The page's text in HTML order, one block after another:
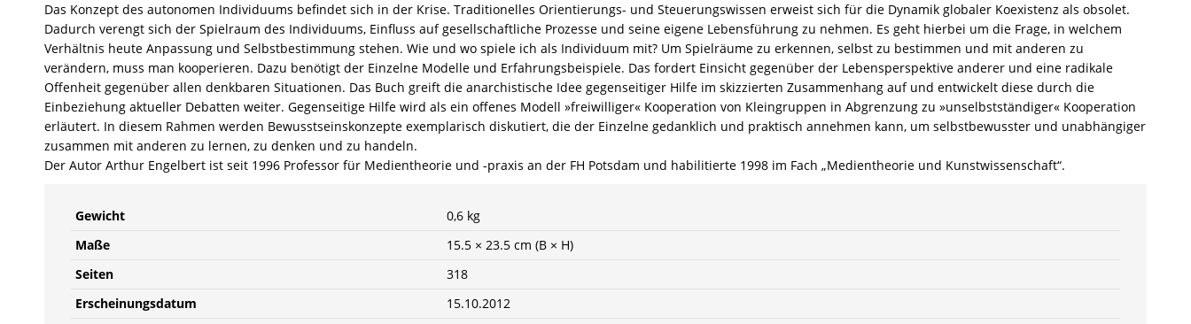
–
ISBN
9783826050176
/
978-
3-
8260-
6
Das Konzept des autonomen Individuums befindet sich in der Krise. Traditionelles Orientierungs- und Steuerungswissen erweist sich für die Dynamik globaler Koexistenz als obsolet.
Dadurch verengt sich der Spielraum des Individuums, Einfluss auf gesellschaftliche Prozesse und seine eigene Lebensführung zu nehmen. Es geht hierbei um die Frage, in welchem
Verhältnis heute Anpassung und Selbstbestimmung stehen. Wie und wo spiele ich als Individuum mit? Um Spielräume zu erkennen, selbst zu bestimmen und mit anderen zu
verändern, muss man kooperieren. Dazu benötigt der Einzelne Modelle und Erfahrungsbeispiele. Das fordert Einsicht gegenüber der Lebensperspektive anderer und eine radikale
Offenheit gegenüber allen denkbaren Situationen. Das Buch greift die anarchistische Idee gegenseitiger Hilfe im skizzierten Zusammenhang auf und entwickelt diese durch die
Einbeziehung aktueller Debatten weiter. Gegenseitige Hilfe wird als ein offenes Modell »freiwilliger« Kooperation von Kleingruppen in Abgrenzung zu »unselbstständiger« Kooperation
erläutert. In diesem Rahmen werden Bewusstseinskonzepte exemplarisch diskutiert, die der Einzelne gedanklich und praktisch annehmen kann, um selbstbewusster und unabhängiger
zusammen mit anderen zu lernen, zu denken und zu handeln.
Der Autor Arthur Engelbert ist seit 1996 Professor für Medientheorie und -praxis an der FH Potsdam und habilitierte 1998 im Fach „Medientheorie und Kunstwissenschaft“.
Gewicht
0,6 kg
Maße
15.5 × 23.5 cm (B × H)
Seiten
318
Erscheinungsdatum
15.10.2012